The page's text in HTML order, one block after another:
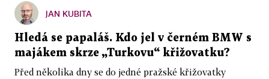
JAN KUBITA
Hledá se papaláš. Kdo jel v černém BMW s
majákem skrze „Turkovu“ křižovatku?
Před několika dny se do jedné pražské křižovatky